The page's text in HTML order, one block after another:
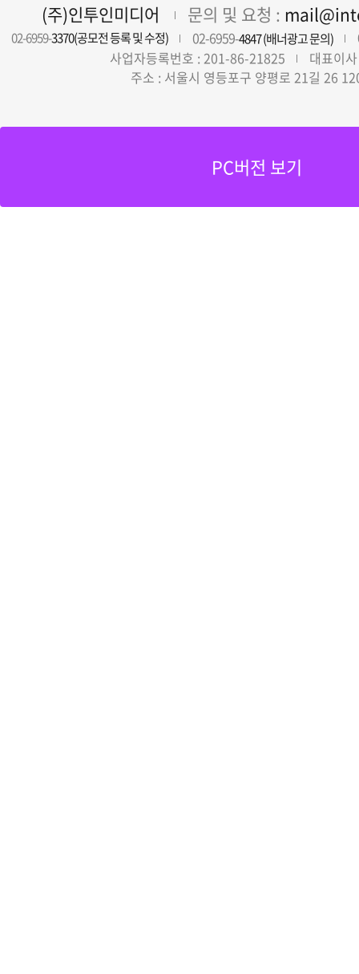
(주)인투인미디어 문의 및 요청 :
02-6959-3370(공모전 등록 및 수정) 02-6959-4847 (배너광고 문의)
사업자등록번호 : 201-86-21825
대표이
주소 : 서울시 영등포구 양평로 21길 26
PC버전 보기